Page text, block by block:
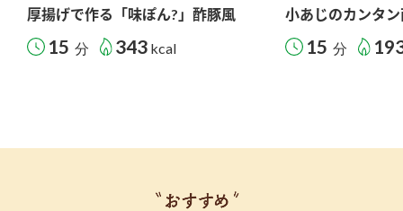
厚揚げで作る「味ぽん?」酢豚風
15 分 343 kcal
小あじのカンタ
15 分